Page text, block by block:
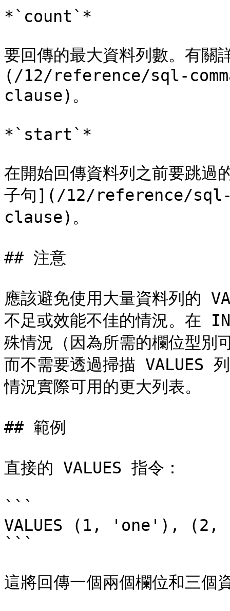
*`count`*
要回傳的最大資料列數。有
(/12/reference/sql-
clause)。
*`start`*
在開始回傳資料列之前要跳
子句](/12/reference/
clause)。
## 注意
應該避免使用大量資料列的
不足或效能不佳的情況。在
殊情況（因為所需的欄位型
而不需要透過掃描 VALUES
情況實際可用的更大列表。
## 範例
直接的 VALUES 指令：
```
VALUES (1, 'one'),
```
這將回傳一個兩個欄位和三個